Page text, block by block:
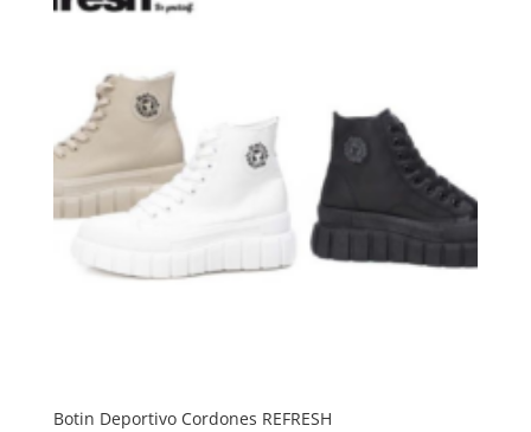
Botin Deportivo Cordones REFRESH